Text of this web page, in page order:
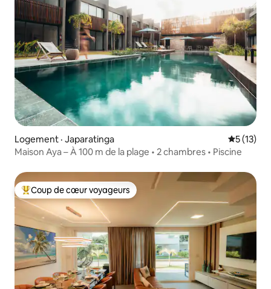
Logement · Japaratinga Note
5 (13)
Maison Aya – À 100 m de la plage • 2 chambres • Piscine
Coup de cœur voyageurs parmi les plus aimés
Coup de cœur voyageurs